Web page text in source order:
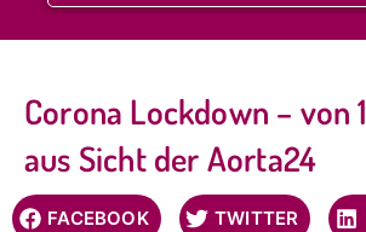
Corona Lockdown – von
aus Sicht der Aorta24
FACEBOOK TWITTER